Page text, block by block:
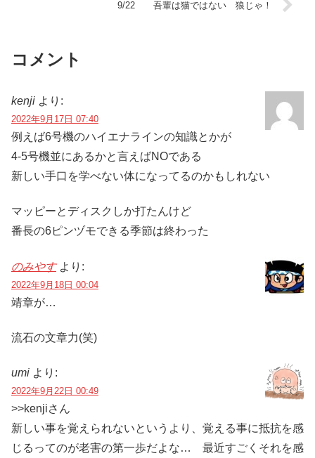
9/22 吾輩は猫ではない 狼じゃ！
コメント
kenji より:
2022年9月17日 07:40
例えば6号機のハイエナラインの知識とかが
4-5号機並にあるかと言えばNOである
新しい手口を学べない体になってるのかもしれない
マッピーとディスクしか打たんけど
番長の6ピンヅモできる季節は終わった
のみやす より:
2022年9月18日 00:04
靖章が…
流石の文章力(笑)
umi より:
2022年9月22日 00:49
>>kenjiさん
新しい事を覚えられないというより、覚える事に抵抗を感
じるってのが老害の第一歩だよな… 最近すごくそれを感